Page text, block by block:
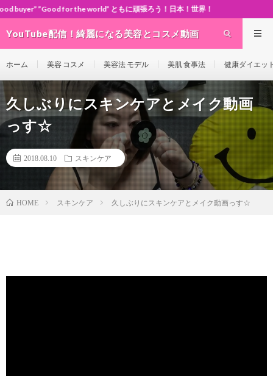
the world” ともに頑張ろう！日本！世界！
YouTube配信！綺麗になる美容とコスメ動画
ホーム 美容 コスメ 美容法 モデル 美肌 食事法 健康ダイエッ
久しぶりにスキンケアとメイク動画
っす☆
2018.08.10 スキンケア
HOME スキンケア 久しぶりにスキンケアとメイク動画っす☆